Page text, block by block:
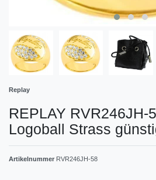
Replay
REPLAY RVR246JH-
Logoball Strass
Artikelnummer RVR246JH-58